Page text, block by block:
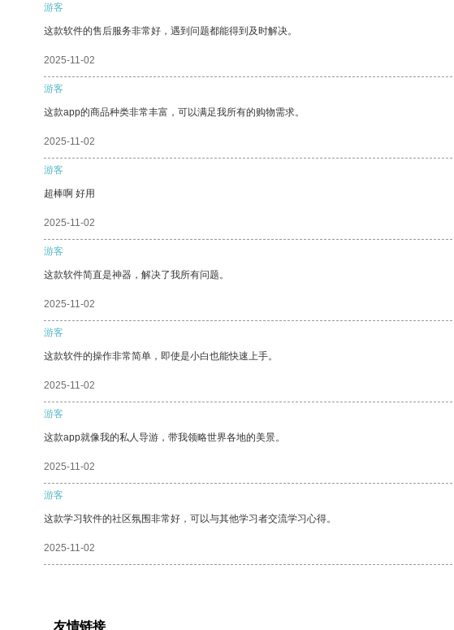
游客
这款软件的售后服务非常好，遇到问题都能得到及时解决。
2025-11-02
游客
这款app的商品种类非常丰富，可以满足我所有的购物需求。
2025-11-02
游客
超棒啊 好用
2025-11-02
游客
这款软件简直是神器，解决了我所有问题。
2025-11-02
游客
这款软件的操作非常简单，即使是小白也能快速上手。
2025-11-02
游客
这款app就像我的私人导游，带我领略世界各地的美景。
2025-11-02
游客
这款学习软件的社区氛围非常好，可以与其他学习者交流学习心得。
2025-11-02
友情链接